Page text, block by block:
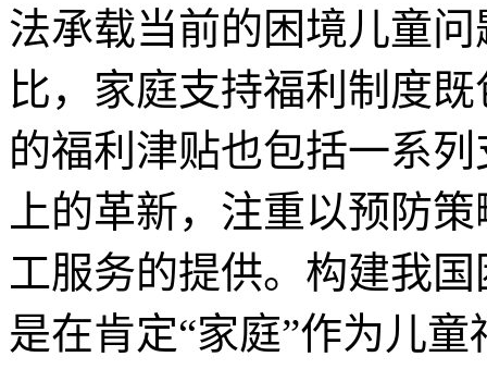
法承载当前的困境儿童
比，家庭支持福利制度
的福利津贴也包括一系
上的革新，注重以预防
工服务的提供。构建我
是在肯定“家庭”作为儿